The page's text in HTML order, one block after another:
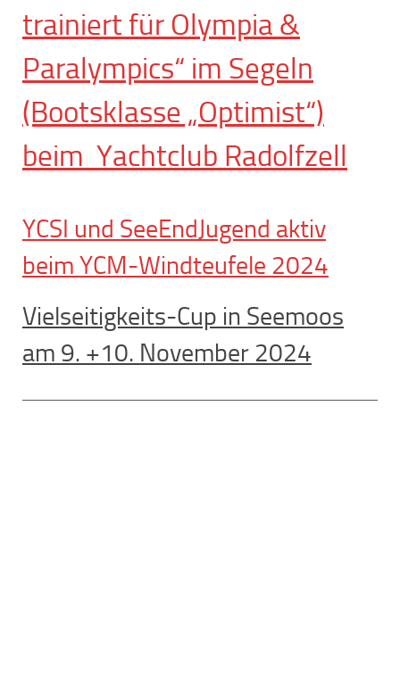
trainiert für Olympia &
Paralympics“ im Segeln
(Bootsklasse „Optimist“)
beim Yachtclub Radolfzell
YCSI und SeeEndJugend aktiv
beim YCM-Windteufele 2024
Vielseitigkeits-Cup in Seemoos
am 9. +10. November 2024